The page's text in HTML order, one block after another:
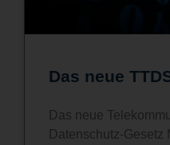
Das neue
Das neue
Datenschutz-Gesetz